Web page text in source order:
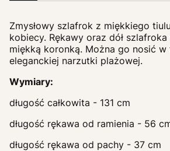
Zmysłowy szlafrok z miękkiego
kobiecy. Rękawy oraz dół
miękką koronką. Można go nosić
eleganckiej narzutki plażowej.
Wymiary:
długość całkowita - 131 cm
długość rękawa od ramienia - 56
długość rękawa od pachy - 37 cm